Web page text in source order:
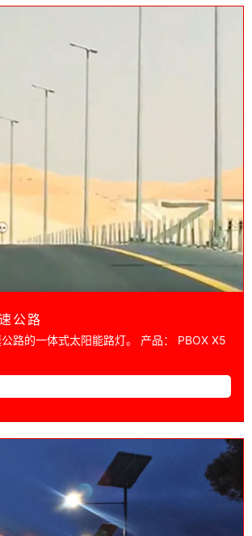
公路
路的一体式太阳能路灯。 产品： PBOX X5